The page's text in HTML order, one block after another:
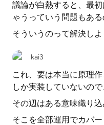
議論が白熱すると、最
ゃうっていう問題もあ
そういうのって解決し
kai3
これ、要は本当に原理
しか実装していないので
その辺はある意味織り込
そこを全部運用でカバ